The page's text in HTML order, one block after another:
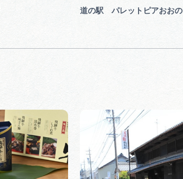
道の駅 パレットピアおおの